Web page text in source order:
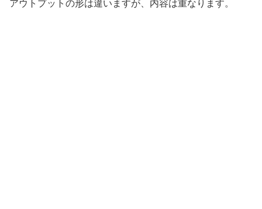
アウトプットの形は違いますが、内容は重なります。